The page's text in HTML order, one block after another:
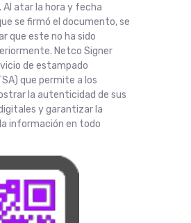
Al atar la hora y fecha
se firmó el documento, se
que este no ha sido
Netco Signer
de estampado
que permite a los
la autenticidad de sus
y garantizar la
información en todo